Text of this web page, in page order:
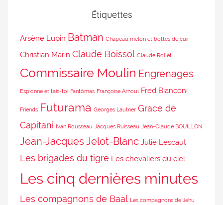
Étiquettes
Arsène Lupin Batman Chapeau melon et bottes de cuir
Christian Marin Claude Boissol Claude Rollet
Commissaire Moulin Engrenages
Espionne et tais-toi Fantômas Françoise Arnoul Fred Bianconi
Friends Futurama Georges Lautner Grace de
Capitani
Ivan Rousseau Jacques Ruisseau Jean-Claude BOUILLON
Jean-Jacques Jelot-Blanc Julie Lescaut
Les brigades du tigre Les chevaliers du ciel
Les cinq dernières minutes
Les compagnons de Baal Les compagnons de Jéhu